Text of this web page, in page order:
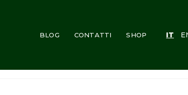
BLOG CONTATTI SHOP IT